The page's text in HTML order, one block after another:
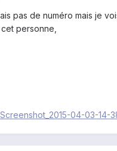
pas de numéro mais je
personne,
04-03-14-